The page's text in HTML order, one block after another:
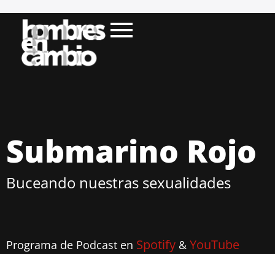
Submarino Rojo
Buceando nuestras sexualidades
Programa de Podcast en Spotify & YouTube